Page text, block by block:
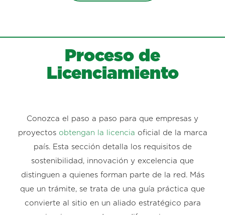
Proceso de
Licenciamiento
Conozca el paso a paso para que empresas y
proyectos obtengan la licencia oficial de la marca
país. Esta sección detalla los requisitos de
sostenibilidad, innovación y excelencia que
distinguen a quienes forman parte de la red. Más
que un trámite, se trata de una guía práctica que
convierte al sitio en un aliado estratégico para